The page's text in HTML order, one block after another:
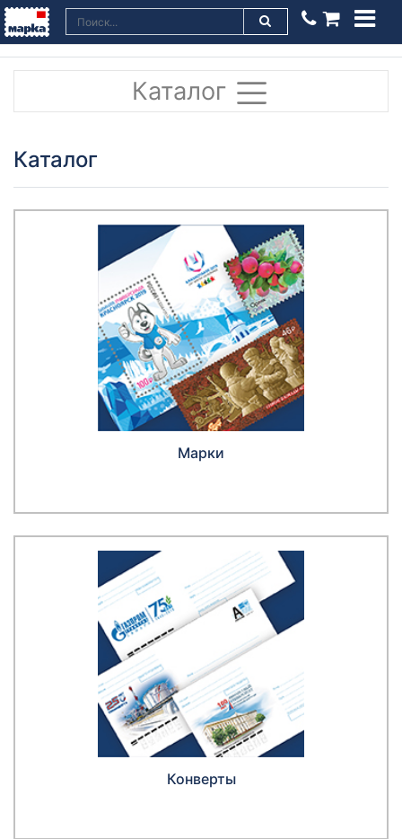
Каталог
Каталог
Марки
Конверты